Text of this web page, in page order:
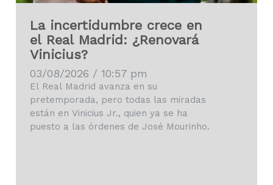
La incertidumbre crece en
el Real Madrid: ¿Renovará
Vinicius?
03/08/2026 / 10:57 pm
El Real Madrid avanza en su
pretemporada, pero todas las miradas
están en Vinicius Jr., quien ya se ha
puesto a las órdenes de José Mourinho.